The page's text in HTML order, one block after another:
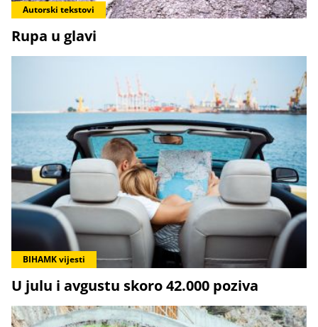
Autorski tekstovi
Rupa u glavi
BIHAMK vijesti
U julu i avgustu skoro 42.000 poziva